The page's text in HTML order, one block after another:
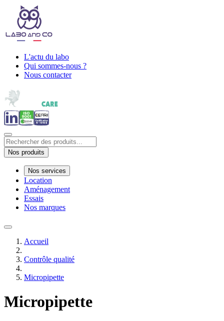
L'actu du labo
Qui sommes-nous ?
Nous contacter
Nos produits
Nos services
Location
Aménagement
Essais
Nos marques
Accueil
Contrôle qualité
Micropipette
Micropipette